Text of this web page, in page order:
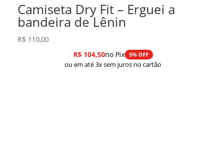
Camiseta Dry Fit – Erguei a
bandeira de Lênin
R$ 110,00
R$104,50no Pix 5% OFF
ou em até 3x sem juros no cartão